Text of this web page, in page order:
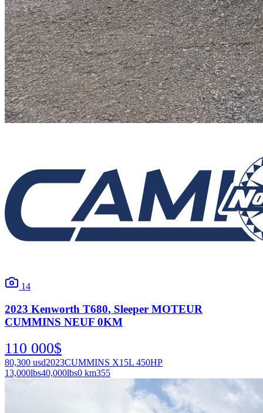
14
2023 Kenworth T680, Sleeper MOTEUR
CUMMINS NEUF 0KM
110 000$
80,300 usd2023CUMMINS X15L 450HP
13,000lbs40,000lbs0 km355